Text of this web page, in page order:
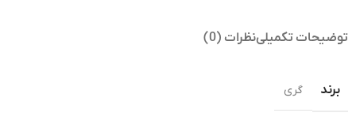
توضیحات تکمیلینظرات (0)
برند گری